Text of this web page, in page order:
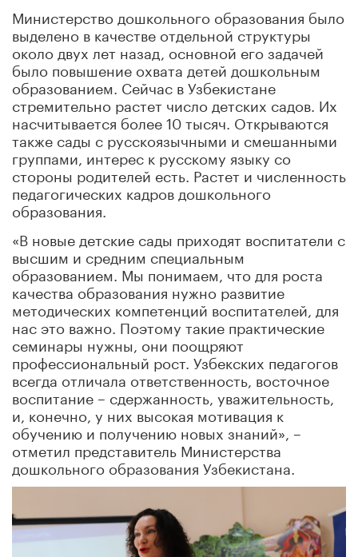
Министерство дошкольного образования было
выделено в качестве отдельной структуры
около двух лет назад, основной его задачей
было повышение охвата детей дошкольным
образованием. Сейчас в Узбекистане
стремительно растет число детских садов. Их
насчитывается более 10 тысяч. Открываются
также сады с русскоязычными и смешанными
группами, интерес к русскому языку со
стороны родителей есть. Растет и численность
педагогических кадров дошкольного
образования.
«В новые детские сады приходят воспитатели с
высшим и средним специальным
образованием. Мы понимаем, что для роста
качества образования нужно развитие
методических компетенций воспитателей, для
нас это важно. Поэтому такие практические
семинары нужны, они поощряют
профессиональный рост. Узбекских педагогов
всегда отличала ответственность, восточное
воспитание – сдержанность, уважительность,
и, конечно, у них высокая мотивация к
обучению и получению новых знаний», –
отметил представитель Министерства
дошкольного образования Узбекистана.